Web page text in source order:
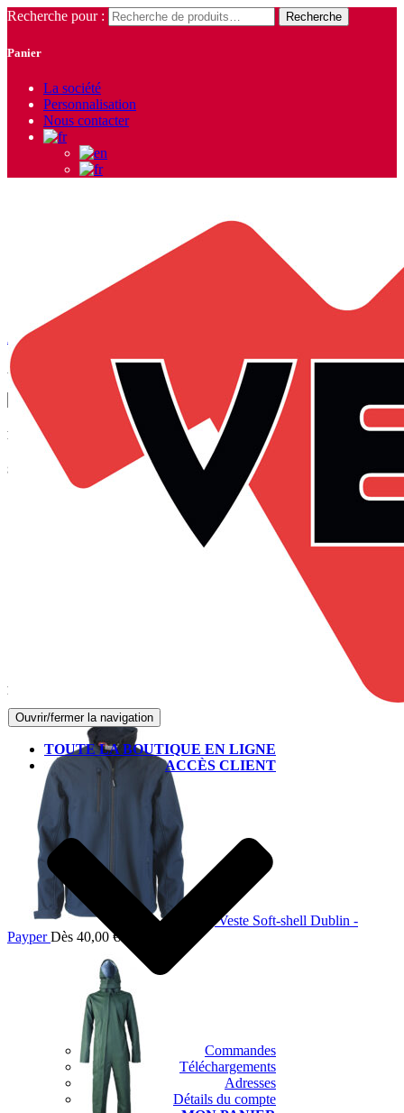
Recherche pour : Recherche
Panier
La société
Personnalisation
Nous contacter
Ouvrir/fermer la navigation
TOUTE LA BOUTIQUE EN LIGNE
ACCÈS CLIENT
Commandes
Téléchargements
Adresses
Détails du compte
Blousons
Accueil
Affichage de 1–9 sur 23 résultats
Panier
Suivez-nous sur Facebook
Produits les mieux notés
Veste Soft-shell Dublin -
Payper Dès 40,00€HT